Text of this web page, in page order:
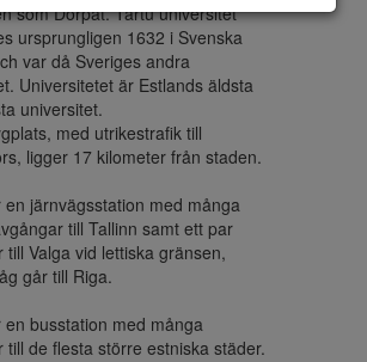
som Dorpat. Tartu universitet
ursprungligen 1632 i Svenska
var då Sveriges andra
Universitetet är Estlands äldsta
universitet.
med utrikestrafik till
ligger 17 kilometer från staden.
en järnvägsstation med många
till Tallinn samt ett par
till Valga vid lettiska gränsen,
går till Riga.
en busstation med många
till de flesta större estniska städer.